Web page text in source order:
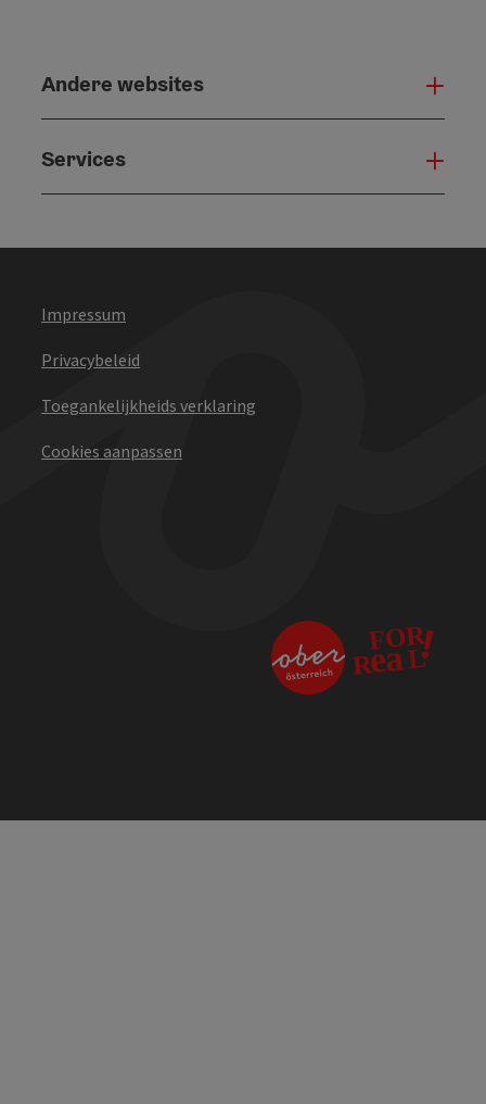
Andere websites
Services
Impressum
Privacybeleid
Toegankelijkheids verklaring
Cookies aanpassen